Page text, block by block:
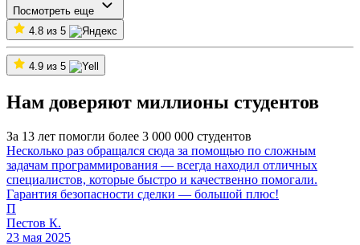
Посмотреть еще
4.8 из 5
4.9 из 5
Нам доверяют миллионы студентов
За 13 лет помогли более 3 000 000 студентов
Несколько раз обращался сюда за помощью по сложным
задачам программирования — всегда находил отличных
специалистов, которые быстро и качественно помогали.
Гарантия безопасности сделки — большой плюс!
П
Пестов К.
23 мая 2025